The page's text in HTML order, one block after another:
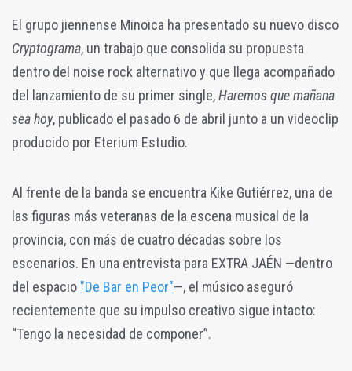
El grupo jiennense Minoica ha presentado su nuevo disco
Cryptograma, un trabajo que consolida su propuesta
dentro del noise rock alternativo y que llega acompañado
del lanzamiento de su primer single,Haremos que mañana
sea hoy, publicado el pasado 6 de abril junto a un videoclip
producido por Eterium Estudio.
Al frente de la banda se encuentra Kike Gutiérrez, una de
las figuras más veteranas de la escena musical de la
provincia, con más de cuatro décadas sobre los
escenarios. En una entrevista para EXTRA JAÉN —dentro
del espacio "De Bar en Peor"—, el músico aseguró
recientemente que su impulso creativo sigue intacto:
“Tengo la necesidad de componer”.